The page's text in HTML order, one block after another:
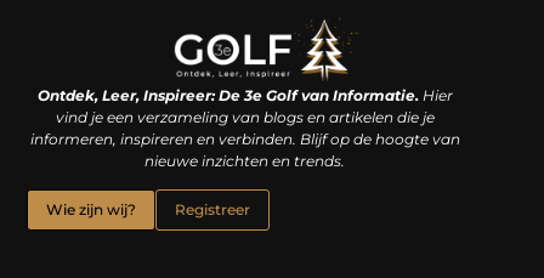
Ontdek, Leer, Inspireer: De 3e Golf van Informatie.Hier
vind je een verzameling van blogs en artikelen die je
informeren, inspireren en verbinden. Blijf op de hoogte van
nieuwe inzichten en trends.
Wie zijn wij? Registreer